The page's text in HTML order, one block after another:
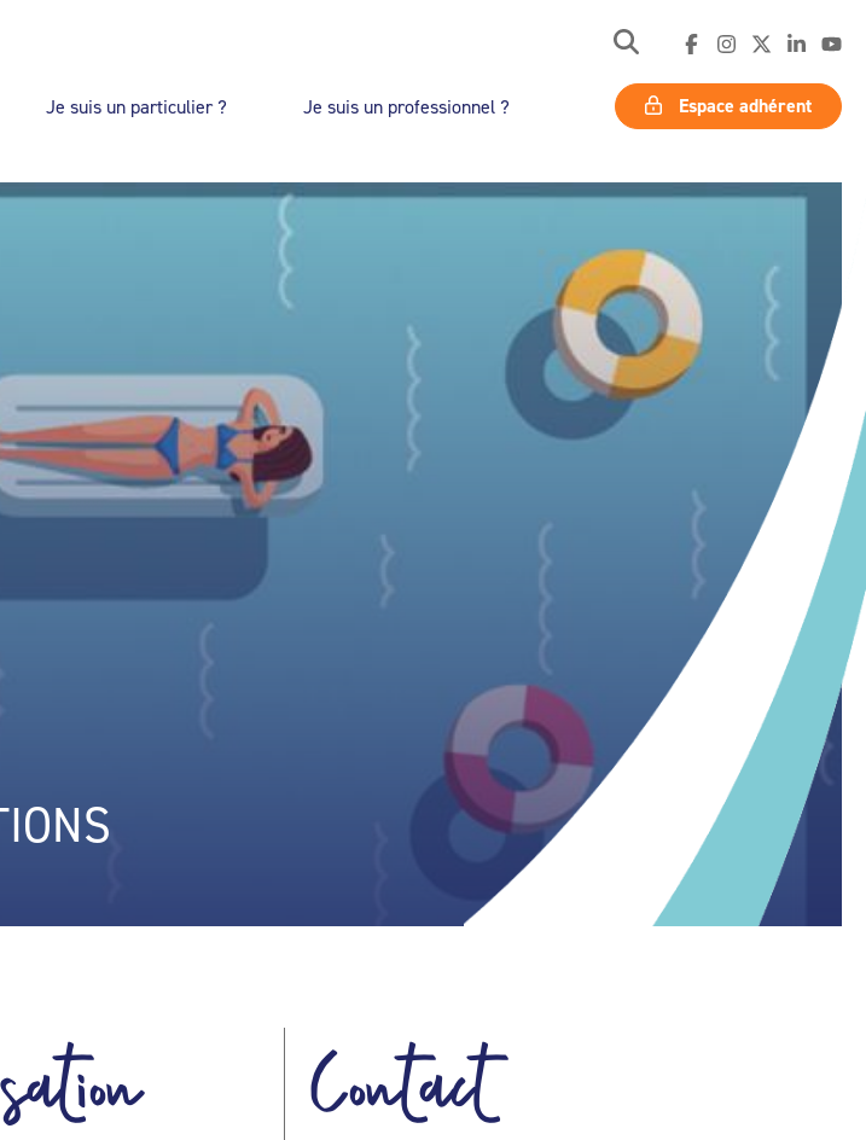
Je suis un particulier ? Je suis un professionnel ? Espace adhérent
Contact